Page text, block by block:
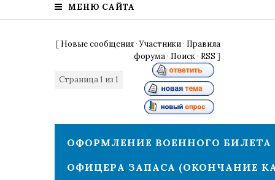
МЕНЮ САЙТА
[ Новые сообщения ·Участники · Правила
форума · Поиск · RSS ]
Страница1 из 1
ОФОРМЛЕНИЕ ВОЕННОГО БИЛЕТА
ОФИЦЕРА ЗАПАСА (ОКОНЧАНИЕ